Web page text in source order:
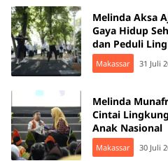
Melinda Aksa
Gaya Hidup
dan Peduli
Makassar 31 Juli
Melinda
Cintai
Anak Nasional
Makassar 30 Juli